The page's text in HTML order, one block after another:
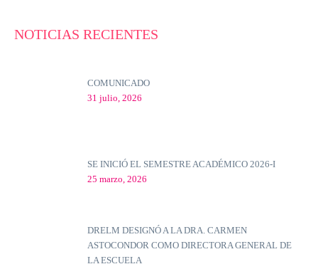
NOTICIAS RECIENTES
COMUNICADO
31 julio, 2026
SE INICIÓ EL SEMESTRE ACADÉMICO 2026-I
25 marzo, 2026
DRELM DESIGNÓ A LA DRA. CARMEN
ASTOCONDOR COMO DIRECTORA GENERAL DE
LA ESCUELA